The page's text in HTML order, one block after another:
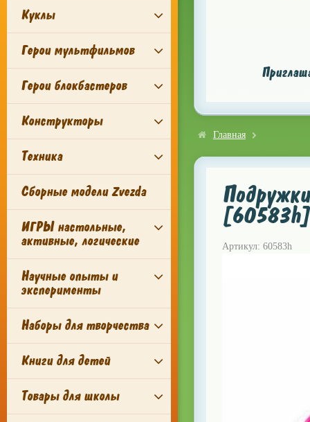
Куклы
Герои мультфильмов
Герои блокбастеров
Конструкторы
Техника
Сборные модели Zvezda
ИГРЫ настольные,
активные, логические
Научные опыты и
эксперименты
Наборы для творчества
Книги для детей
Товары для школы
Главная
[60583h]
Артикул: 60583h